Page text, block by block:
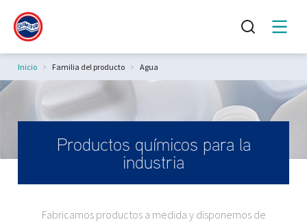
Estás aquí:
Inicio Familia del producto Agua
Productos químicos para la
industria
Fabricamos productos a medida y disponemos de